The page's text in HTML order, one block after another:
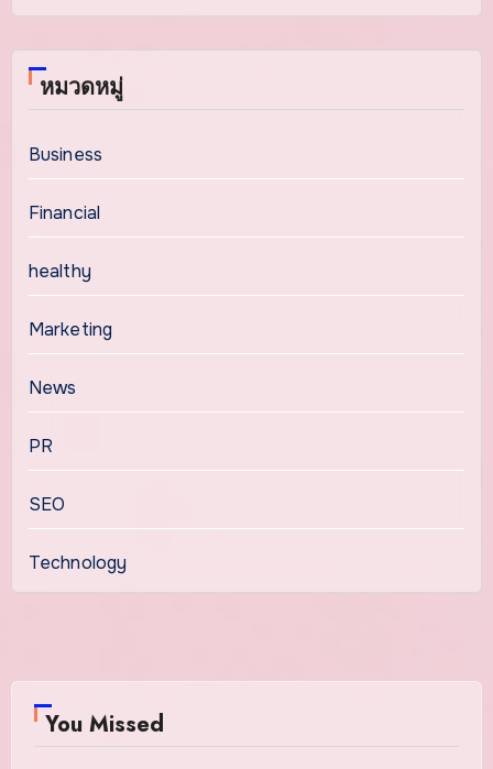
หมวดหมู่
Business
Financial
healthy
Marketing
News
PR
SEO
Technology
You Missed